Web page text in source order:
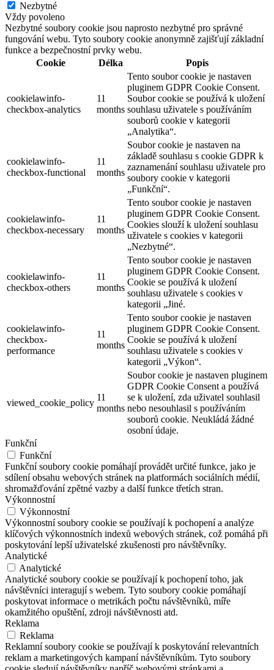
Nezbytné
Vždy povoleno
Nezbytné soubory cookie jsou naprosto nezbytné pro správné
fungování webu. Tyto soubory cookie anonymně zajišťují základní
funkce a bezpečnostní prvky webu.
Cookie
Délka Popis
cookielawinfo-
checkbox-analytics
11
months
Tento soubor cookie je nastaven
pluginem GDPR Cookie Consent.
Soubor cookie se používá k uložení
souhlasu uživatele s používáním
souborů cookie v kategorii
„Analytika“.
cookielawinfo-
checkbox-functional
11
months
Soubor cookie je nastaven na
základě souhlasu s cookie GDPR k
zaznamenání souhlasu uživatele pro
soubory cookie v kategorii
„Funkční“.
cookielawinfo-
checkbox-necessary
11
months
Tento soubor cookie je nastaven
pluginem GDPR Cookie Consent.
Cookies slouží k uložení souhlasu
uživatele s cookies v kategorii
„Nezbytné“.
cookielawinfo-
checkbox-others
11
months
Tento soubor cookie je nastaven
pluginem GDPR Cookie Consent.
Cookie se používá k uložení
souhlasu uživatele s cookies v
kategorii „Jiné.
cookielawinfo-
checkbox-
performance
11
months
Tento soubor cookie je nastaven
pluginem GDPR Cookie Consent.
Cookie se používá k uložení
souhlasu uživatele s cookies v
kategorii „Výkon“.
viewed_cookie_policy
11
months
Soubor cookie je nastaven pluginem
GDPR Cookie Consent a používá
se k uložení, zda uživatel souhlasil
nebo nesouhlasil s používáním
souborů cookie. Neukládá žádné
osobní údaje.
Funkční
Funkční
Funkční soubory cookie pomáhají provádět určité funkce, jako je
sdílení obsahu webových stránek na platformách sociálních médií,
shromažďování zpětné vazby a další funkce třetích stran.
Výkonnostní
Výkonnostní
Výkonnostní soubory cookie se používají k pochopení a analýze
klíčových výkonnostních indexů webových stránek, což pomáhá při
poskytování lepší uživatelské zkušenosti pro návštěvníky.
Analytické
Analytické
Analytické soubory cookie se používají k pochopení toho, jak
návštěvníci interagují s webem. Tyto soubory cookie pomáhají
poskytovat informace o metrikách počtu návštěvníků, míře
okamžitého opuštění, zdroji návštěvnosti atd.
Reklama
Reklama
Reklamní soubory cookie se používají k poskytování relevantních
reklam a marketingových kampaní návštěvníkům. Tyto soubory